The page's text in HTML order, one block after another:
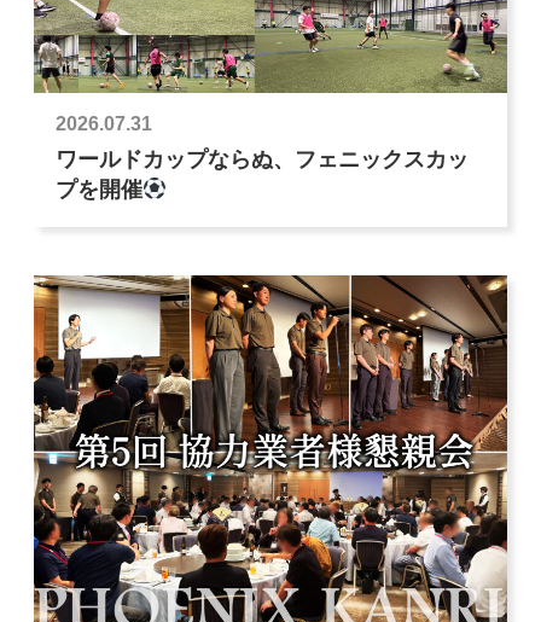
2026.07.31
ワールドカップならぬ、フェニックスカッ
プを開催